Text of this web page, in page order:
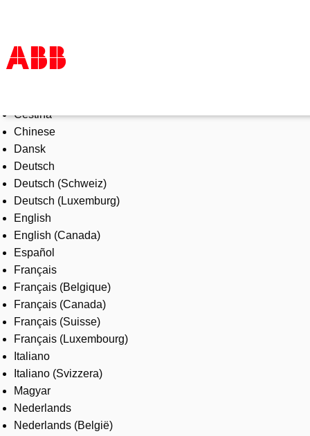
Products & Solutions
Industries
Services
About us
Where to buy
Contact us
Careers
Čeština
Chinese
Dansk
Deutsch
Deutsch (Schweiz)
Deutsch (Luxemburg)
English
English (Canada)
Español
Français
Français (Belgique)
Français (Canada)
Français (Suisse)
Français (Luxembourg)
Italiano
Italiano (Svizzera)
Magyar
Nederlands
Nederlands (België)